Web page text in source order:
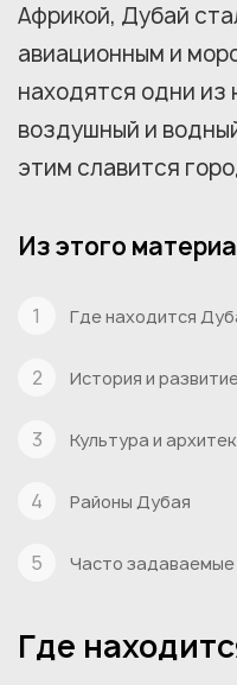
Африкой, Дубай
авиационным и
находятся одни из
воздушный и
этим славится
Из этого
Где находится
История и
Культура и
Районы Дубая
Часто
Где